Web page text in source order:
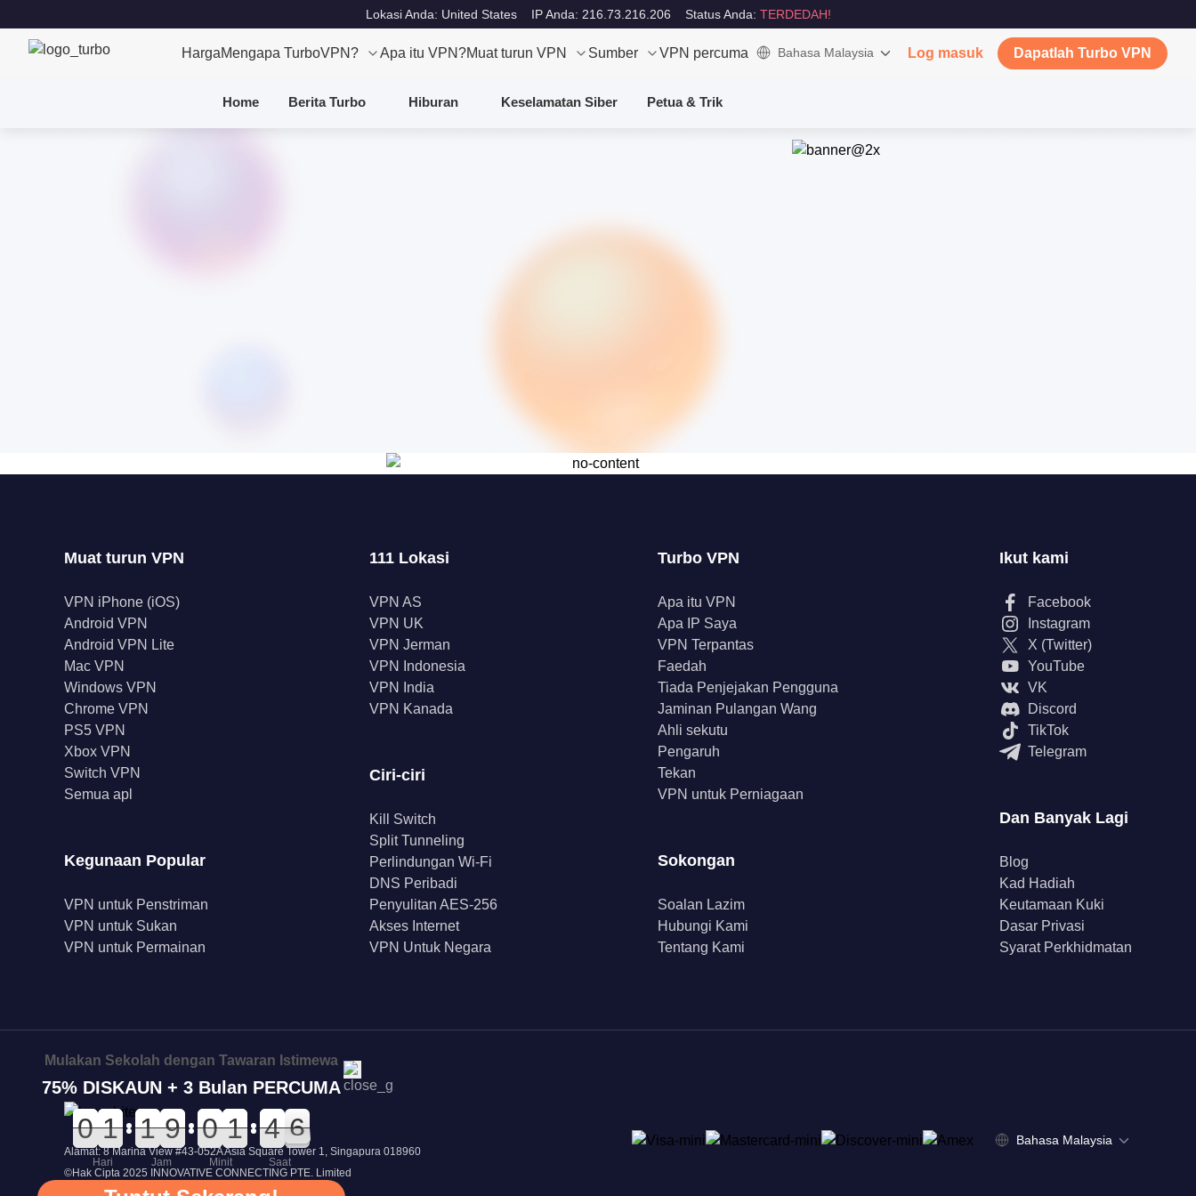
Lokasi Anda: United States IP Anda: 216.73.216.206 Status Anda: TERDEDAH!
HargaMengapa TurboVPN? Apa itu VPN?Muat turun VPN Sumber VPN percuma Bahasa Malaysia Log masuk Dapatlah Turbo VPN
Home Berita Turbo Hiburan Keselamatan Siber Petua & Trik
Muat turun VPN
VPN iPhone (iOS)
Android VPN
Android VPN Lite
Mac VPN
Windows VPN
Chrome VPN
PS5 VPN
Xbox VPN
Switch VPN
Semua apl
Kegunaan Popular
VPN untuk Penstriman
VPN untuk Sukan
VPN untuk Permainan
111 Lokasi
VPN AS
VPN UK
VPN Jerman
VPN Indonesia
VPN India
VPN Kanada
Ciri-ciri
Kill Switch
Split Tunneling
Perlindungan Wi-Fi
DNS Peribadi
Penyulitan AES-256
Akses Internet
VPN Untuk Negara
Turbo VPN
Apa itu VPN
Apa IP Saya
VPN Terpantas
Faedah
Tiada Penjejakan Pengguna
Jaminan Pulangan Wang
Ahli sekutu
Pengaruh
Tekan
VPN untuk Perniagaan
Sokongan
Soalan Lazim
Hubungi Kami
Tentang Kami
Ikut kami
Facebook
Instagram
X (Twitter)
YouTube
VK
Discord
TikTok
Telegram
Dan Banyak Lagi
Blog
Kad Hadiah
Keutamaan Kuki
Dasar Privasi
Syarat Perkhidmatan
Alamat: 8 Marina View #43-052A Asia Square Tower 1, Singapura 018960
©Hak Cipta 2025 INNOVATIVE CONNECTING PTE. Limited
Bahasa Malaysia
Mulakan Sekolah dengan Tawaran Istimewa
75% DISKAUN + 3 Bulan PERCUMA
0
0
0
0 0
0
1
1 0
0
1
1 0
0
9
9 0
0
0
0 0
0
1
1 5
5
4
4 6
6
5
Hari Jam Minit Saat